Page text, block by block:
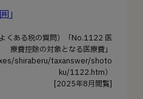
」
くある税の質問）「No.1122 医
療費控除の対象となる医療費」
shiraberu/taxanswer/shoto
ku/1122.htm）
[2025年8月閲覧]